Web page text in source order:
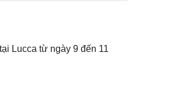
Lucca từ ngày 9 đến 11